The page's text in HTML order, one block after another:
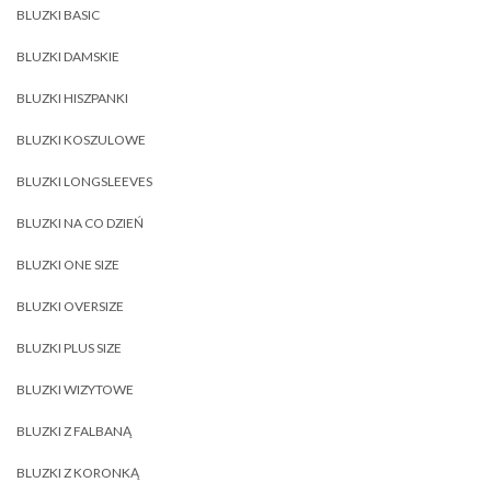
BLUZKI BASIC
BLUZKI DAMSKIE
BLUZKI HISZPANKI
BLUZKI KOSZULOWE
BLUZKI LONGSLEEVES
BLUZKI NA CO DZIEŃ
BLUZKI ONE SIZE
BLUZKI OVERSIZE
BLUZKI PLUS SIZE
BLUZKI WIZYTOWE
BLUZKI Z FALBANĄ
BLUZKI Z KORONKĄ